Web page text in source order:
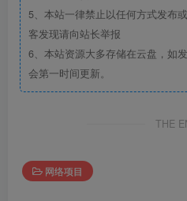
5、本站一律禁止以任何方式发布
客发现请向站长举报
6、本站资源大多存储在云盘，如
会第一时间更新。
THE
网络项目